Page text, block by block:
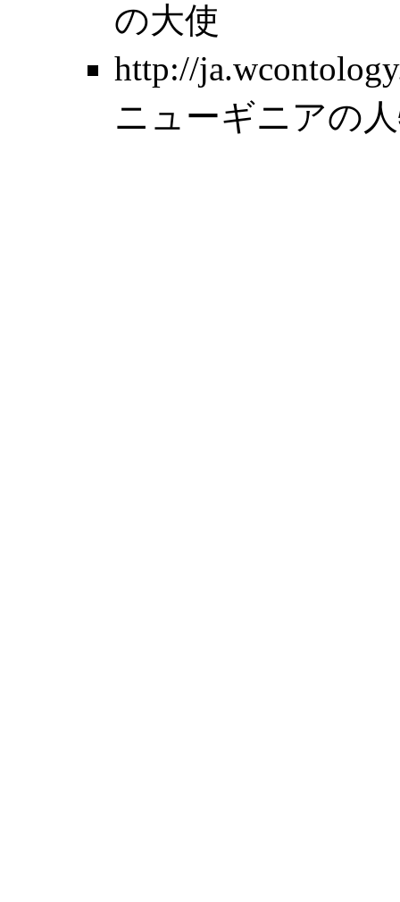
の大使
http://
ニューギニアの